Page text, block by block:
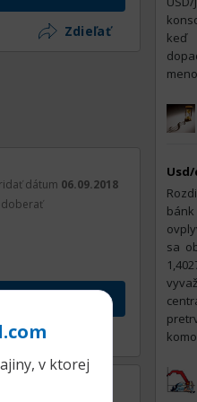
v ktorej
Zdieľať
dátum 06.09.2018
keď
Usd/
sa